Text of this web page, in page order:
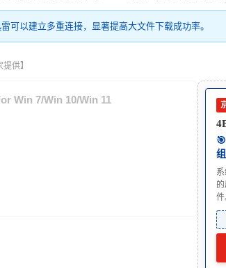
可以建立多重连接，显著提高大文件下载成功率。
供】
Win 7/Win 10/Win 11
件